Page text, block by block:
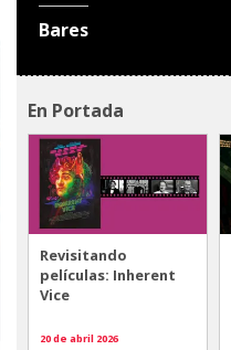
Bares
En Portada
Revisitando
películas: Inherent
Vice
20 de abril 2026